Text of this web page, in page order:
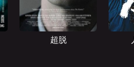
超脱